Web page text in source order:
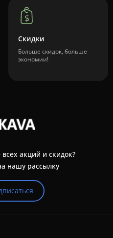
Скидки
Больше скидок, больше
экономии!
акций и скидок?
нашу рассылку